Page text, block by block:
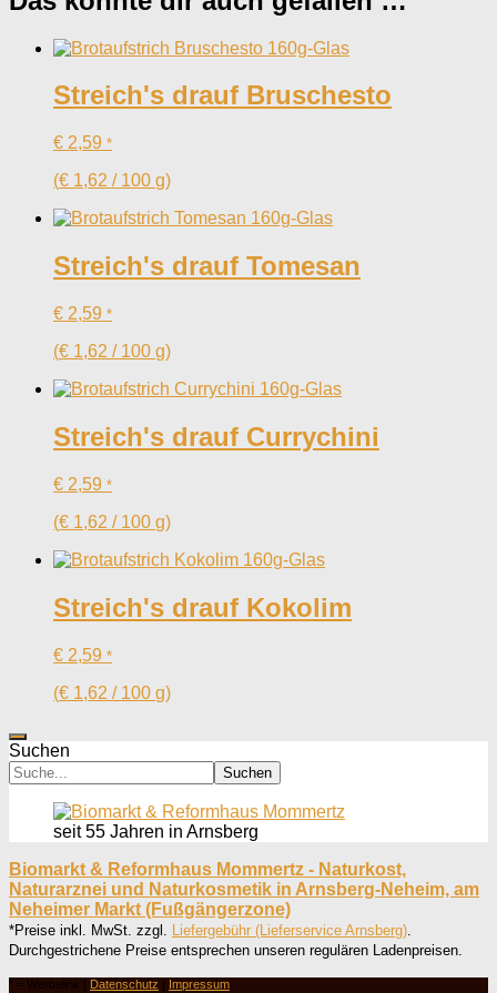
Streich's drauf Bruschesto
€ 2,59 *
(€ 1,62 / 100 g)
Streich's drauf Tomesan
€ 2,59 *
(€ 1,62 / 100 g)
Streich's drauf Currychini
€ 2,59 *
(€ 1,62 / 100 g)
Streich's drauf Kokolim
€ 2,59 *
(€ 1,62 / 100 g)
Suchen
Suchen
seit 55 Jahren in Arnsberg
Biomarkt & Reformhaus Mommertz - Naturkost,
Naturarznei und Naturkosmetik in Arnsberg-Neheim, am
Neheimer Markt (Fußgängerzone)
*Preise inkl. MwSt. zzgl. Liefergebühr (Lieferservice Arnsberg)
Durchgestrichene Preise entsprechen unseren regulären Ladenpreisen.
° = Werbelink | Datenschutz | Impressum